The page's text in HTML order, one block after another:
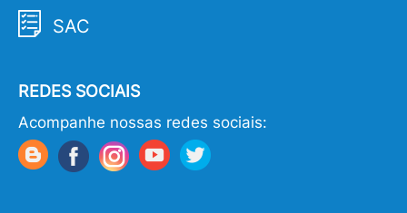
SAC
REDES SOCIAIS
Acompanhe nossas redes sociais: